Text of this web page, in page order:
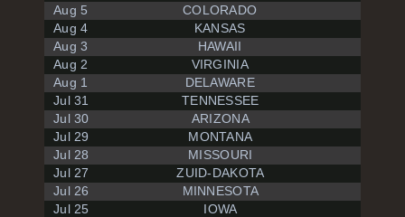
Aug 5
COLORADO
Aug 4
KANSAS
Aug 3
HAWAII
Aug 2
VIRGINIA
Aug 1
DELAWARE
Jul 31
TENNESSEE
Jul 30
ARIZONA
Jul 29
MONTANA
Jul 28
MISSOURI
Jul 27
ZUID-DAKOTA
Jul 26
MINNESOTA
Jul 25
IOWA